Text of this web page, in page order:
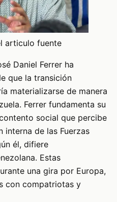
articulo fuente
Daniel Ferrer ha
que la transición
materializarse de manera
Ferrer fundamenta su
social que percibe
interna de las Fuerzas
él, difiere
Estas
una gira por Europa,
con compatriotas y